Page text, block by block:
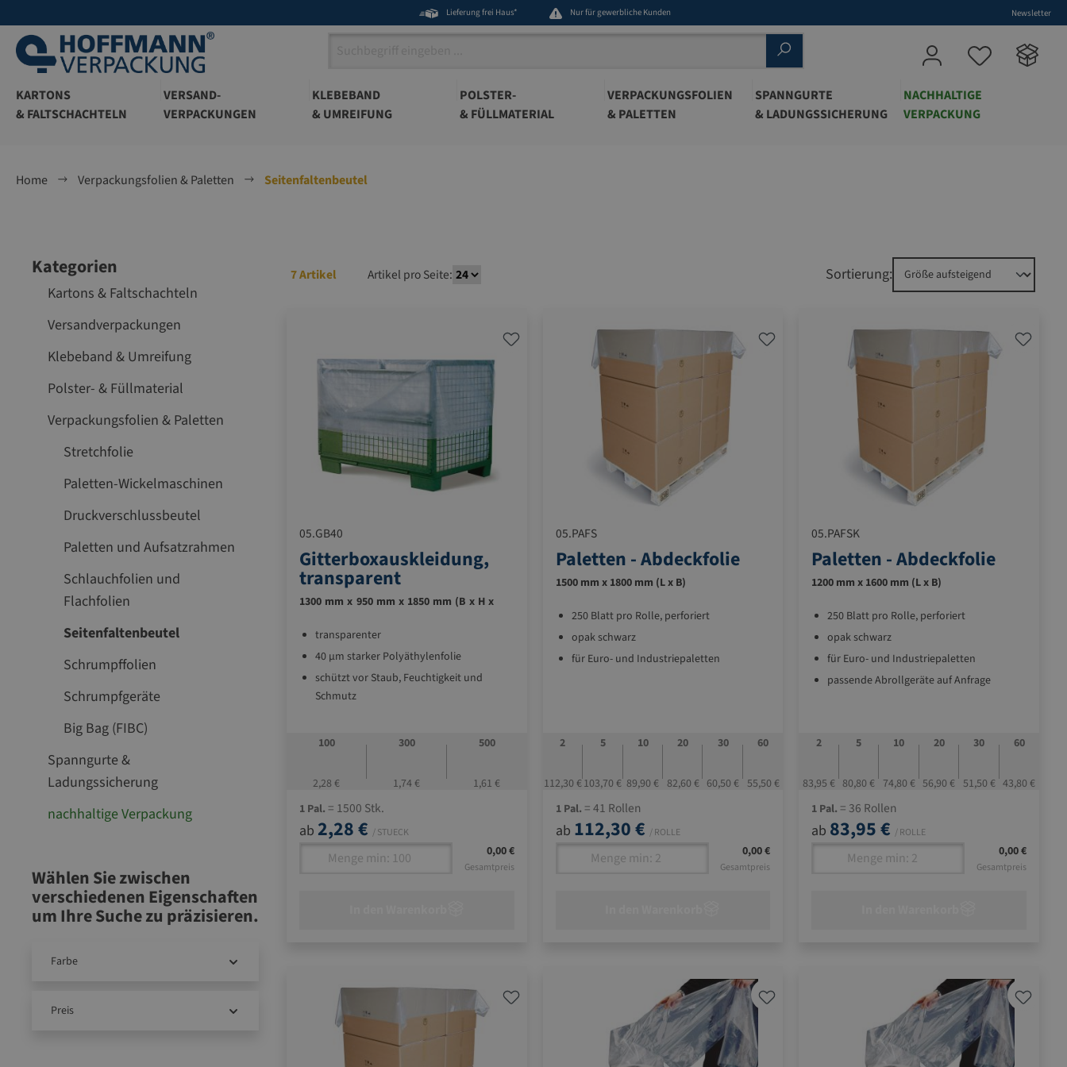
Lieferung frei Haus* Nur für gewerbliche Kunden Newsletter
KARTONS
& FALTSCHACHTELN
VERSAND-
VERPACKUNGEN
KLEBEBAND
& UMREIFUNG
POLSTER-
& FÜLLMATERIAL
VERPACKUNGSFOLIEN
& PALETTEN
SPANNGURTE
& LADUNGSSICHERUNG
NACHHALTIGE
VERPACKUNG
Home Verpackungsfolien & Paletten Seitenfaltenbeutel
Kategorien
Kartons & Faltschachteln
Versandverpackungen
Klebeband & Umreifung
Polster- & Füllmaterial
Verpackungsfolien & Paletten
Stretchfolie
Paletten-Wickelmaschinen
Druckverschlussbeutel
Paletten und Aufsatzrahmen
Schlauchfolien und
Flachfolien
Seitenfaltenbeutel
Schrumpffolien
Schrumpfgeräte
Big Bag (FIBC)
Spanngurte &
Ladungssicherung
nachhaltige Verpackung
Wählen Sie zwischen
verschiedenen Eigenschaften
um Ihre Suche zu präzisieren.
Farbe
Preis
7 Artikel Artikel pro Seite: Sortierung:
05.GB40
Gitterboxauskleidung,
transparent
1300 mm x 950 mm x 1850 mm (B x H x
transparenter
40 µm starker Polyäthylenfolie
schützt vor Staub, Feuchtigkeit und
Schmutz
100
2,28 €
300
1,74 €
500
1,61 €
1 Pal. = 1500 Stk.
ab 2,28 € / STUECK
0,00 €
Gesamtpreis
05.PAFS
Paletten - Abdeckfolie
1500 mm x 1800 mm (L x B)
250 Blatt pro Rolle, perforiert
opak schwarz
für Euro- und Industriepaletten
2
112,30 €
5
103,70 €
10
89,90 €
20
82,60 €
30
60,50 €
60
55,50 €
1 Pal. = 41 Rollen
ab 112,30 € / ROLLE
0,00 €
Gesamtpreis
05.PAFSK
Paletten - Abdeckfolie
1200 mm x 1600 mm (L x B)
250 Blatt pro Rolle, perforiert
opak schwarz
für Euro- und Industriepaletten
passende Abrollgeräte auf Anfrage
2
83,95 €
5
80,80 €
10
74,80 €
20
56,90 €
30
51,50 €
60
43,80 €
1 Pal. = 36 Rollen
ab 83,95 €/ ROLLE
0,00 €
Gesamtpreis